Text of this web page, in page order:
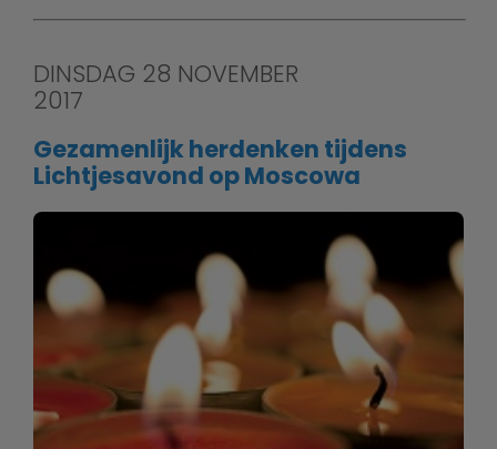
DINSDAG 28 NOVEMBER
2017
Gezamenlijk herdenken tijdens
Lichtjesavond op Moscowa